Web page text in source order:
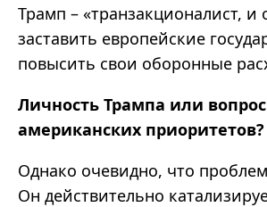
Трамп – «транзакционалист, и
заставить европейские
повысить свои оборонные
Личность Трампа или вопрос
американских приоритетов?
Однако очевидно, что
Он действительно